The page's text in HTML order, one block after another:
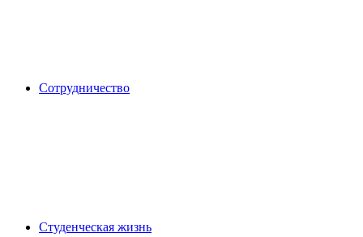
Сотрудничество
Студенческая жизнь